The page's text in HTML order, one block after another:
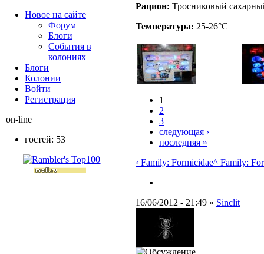
Рацион: Тросниковый
Температура: 25-26°C
1
2
3
следующая ›
последняя »
‹ Family: Formicidae^ Family:
16/06/2012 - 21:49 » Sinclit
Новое на сайте
Форум
Блоги
События в
колониях
Блоги
Колонии
Войти
Peгиcтpaция
on-line
гостей: 53